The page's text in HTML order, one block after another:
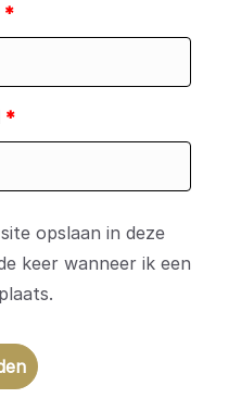
*
*
opslaan in deze
keer wanneer ik een